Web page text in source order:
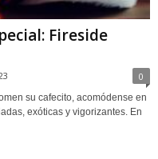
Fireside
0
su cafecito, acomódense en
exóticas y vigorizantes. En